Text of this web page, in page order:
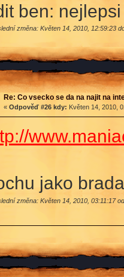
ben:
změna: Květen 14, 2010, 12:59:23
Re: Co vsecko se da na najit na
« Odpověď #26 kdy: Květen 14, 2010,
jako
změna: Květen 14, 2010, 03:11:17